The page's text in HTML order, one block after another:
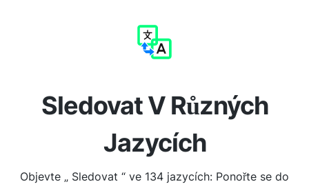
Sledovat V Různých
Jazycích
Objevte „ Sledovat “ ve 134 jazycích: Ponořte se do